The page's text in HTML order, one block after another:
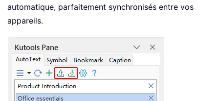
automatique, parfaitement synchronisés entre vos
appareils.